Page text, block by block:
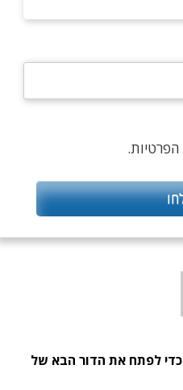
הפרטיות.
כדי לפתח את הדור הבא של